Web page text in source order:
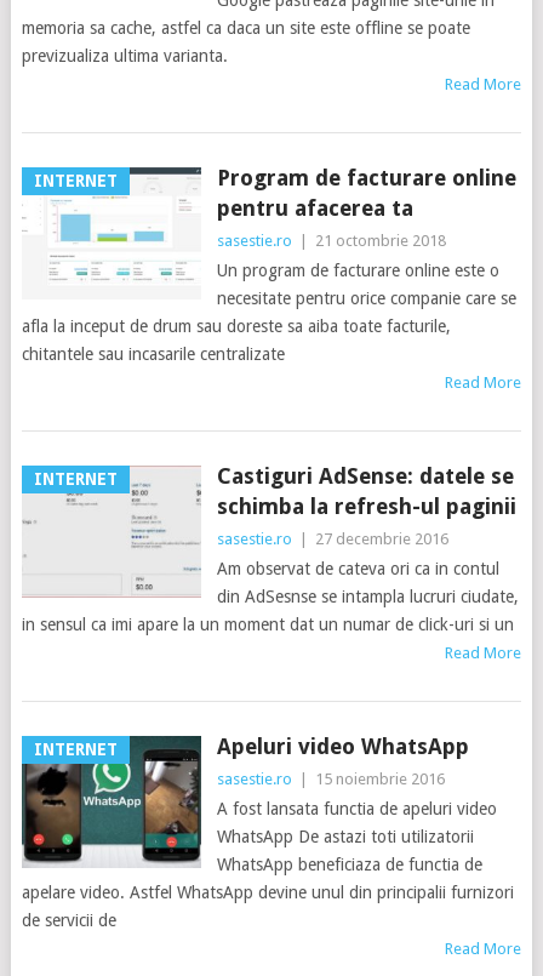
memoria sa cache, astfel ca daca un site este offline se poate
previzualiza ultima varianta.
Read More
INTERNET
Program de facturare online
pentru afacerea ta
sasestie.ro 21 octombrie 2018
Un program de facturare online este o
necesitate pentru orice companie care se
afla la inceput de drum sau doreste sa aiba toate facturile,
chitantele sau incasarile centralizate
Read More
INTERNET
Castiguri AdSense: datele se
schimba la refresh-ul paginii
sasestie.ro 27 decembrie 2016
Am observat de cateva ori ca in contul
din AdSesnse se intampla lucruri ciudate,
in sensul ca imi apare la un moment dat un numar de click-uri si un
Read More
INTERNET Apeluri video WhatsApp
sasestie.ro 15 noiembrie 2016
A fost lansata functia de apeluri video
WhatsApp De astazi toti utilizatorii
WhatsApp beneficiaza de functia de
apelare video. Astfel WhatsApp devine unul din principalii furnizori
de servicii de
Read More